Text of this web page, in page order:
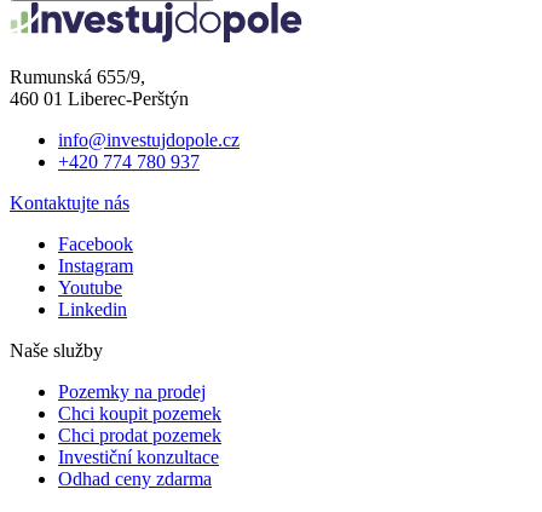
Rumunská 655/9,
460 01 Liberec-Perštýn
info@investujdopole.cz
+420 774 780 937
Kontaktujte nás
Facebook
Instagram
Youtube
Linkedin
Naše služby
Pozemky na prodej
Chci koupit pozemek
Chci prodat pozemek
Investiční konzultace
Odhad ceny zdarma